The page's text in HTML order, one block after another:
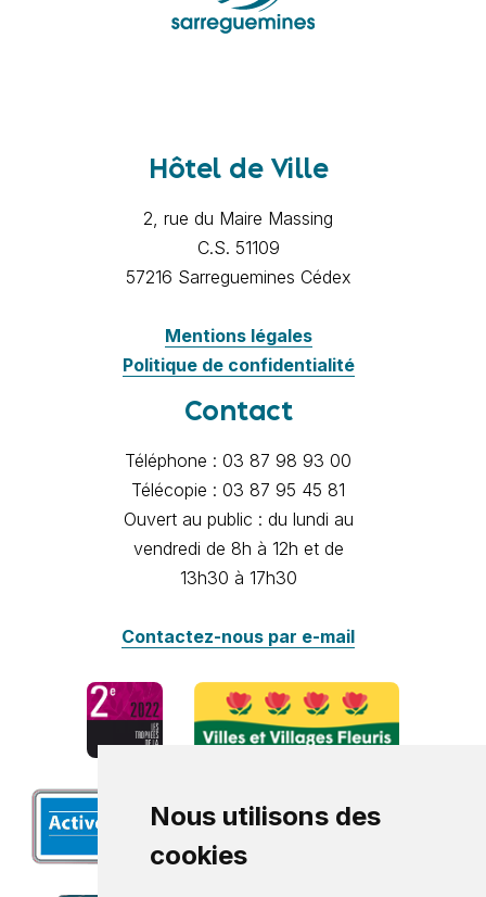
Nous utilisons des
cookies
Hôtel de Ville
2, rue du Maire Massing
C.S. 51109
57216 Sarreguemines Cédex
Mentions légales
Politique de confidentialité
Contact
Téléphone : 03 87 98 93 00
Télécopie : 03 87 95 45 81
Ouvert au public : du lundi au
vendredi de 8h à 12h et de
13h30 à 17h30
Contactez-nous par e-mail